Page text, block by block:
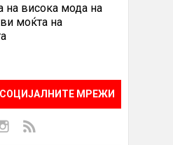
на висока мода на
моќта на
СОЦИЈАЛНИТЕ МРЕЖИ